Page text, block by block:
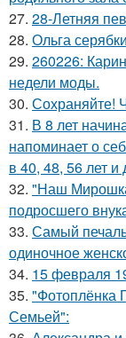
27. 28-Летняя
28. Ольга
29. 260226:
недели моды.
30. Сохраняйте!
31. В 8 лет
напоминает о
в 40, 48, 56 лет и
32. "Наш
подросшего
33. Самый
одиночное
34. 15 февраля
35. "Фотоплёнка
Семьей":